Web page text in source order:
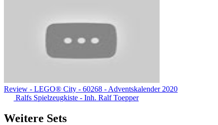
Review - LEGO® City - 60268 - Adventskalender 2020
Ralfs Spielzeugkiste - Inh. Ralf Toepper
Weitere Sets